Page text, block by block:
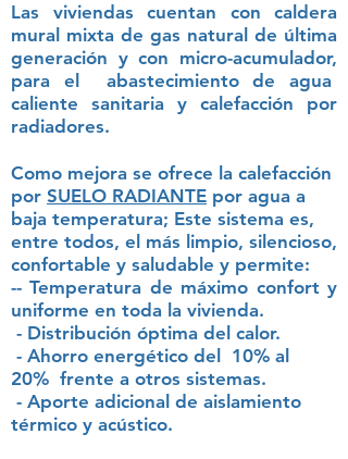
Las viviendas cuentan con caldera
mural mixta de gas natural de última
generación y con micro-acumulador,
para el abastecimiento de agua
caliente sanitaria y calefacción por
radiadores.
Como mejora se ofrece la calefacción
por SUELO RADIANTE por agua a
baja temperatura; Este sistema es,
entre todos, el más limpio, silencioso,
confortable y saludable y permite:
-- Temperatura de máximo confort y
uniforme en toda la vivienda.
- Distribución óptima del calor.
- Ahorro energético del 10% al
20% frente a otros sistemas.
- Aporte adicional de aislamiento
térmico y acústico.